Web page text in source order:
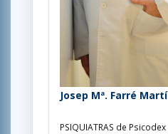
Josep Mª. Farré Martí
PSIQUIATRAS de Psicodex